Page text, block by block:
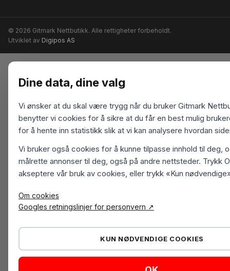
© 2026 Gitmark Nettbutikk. Alle rettigheter forbeholdt.
Utviklet av Digipos AS
Dine data, dine valg
Vi ønsker at du skal være trygg når du bruker Gitmark
benytter vi cookies for å sikre at du får en best mulig
for å hente inn statistikk slik at vi kan analysere hvordan
Vi bruker også cookies for å kunne tilpasse innhold til deg,
målrette annonser til deg, også på andre nettsteder. Trykk
akseptere vår bruk av cookies, eller trykk «Kun
Om cookies
Googles retningslinjer for personvern ↗
KUN NØDVENDIGE COOKIES